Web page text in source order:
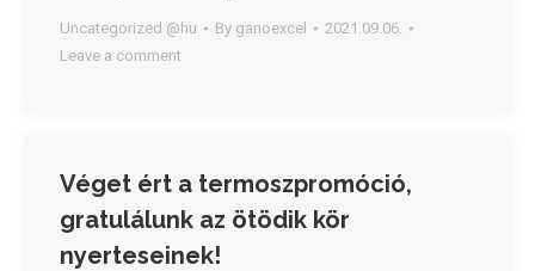
Uncategorized @hu By ganoexcel
2021.09.06.
Leave a comment
Véget ért a termoszpromóció,
gratulálunk az ötödik kör
nyerteseinek!